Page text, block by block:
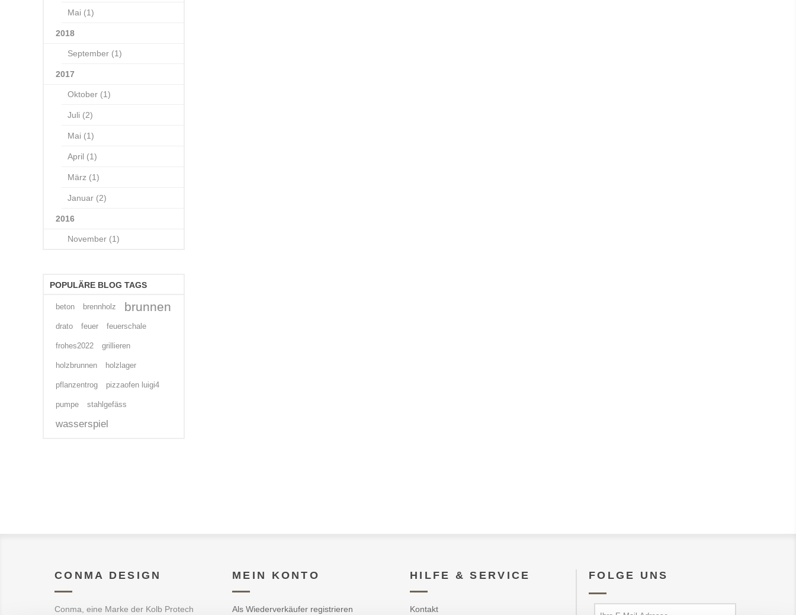
Mai (1)
2018
September (1)
2017
Oktober (1)
Juli (2)
Mai (1)
April (1)
März (1)
Januar (2)
2016
November (1)
POPULÄRE BLOG TAGS
beton brennholz brunnen
drato feuer feuerschale
frohes2022 grillieren
holzbrunnen holzlager
pflanzentrog pizzaofen luigi4
pumpe stahlgefäss
wasserspiel
CONMA DESIGN
Conma, eine Marke der Kolb Protech
MEIN KONTO
Als Wiederverkäufer registrieren
HILFE & SERVICE
Kontakt
FOLGE UNS